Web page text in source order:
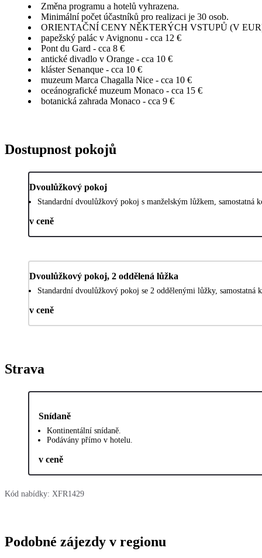
Změna programu a hotelů vyhrazena.
Minimální počet účastníků pro realizaci je 30 osob.
ORIENTAČNÍ CENY NĚKTERÝCH VSTUPŮ (V
papežský palác v Avignonu - cca 12 €
Pont du Gard - cca 8 €
antické divadlo v Orange - cca 10 €
kláster Senanque - cca 10 €
muzeum Marca Chagalla Nice - cca 10 €
oceánografické muzeum Monaco - cca 15 €
botanická zahrada Monaco - cca 9 €
Dostupnost pokojů
Dvoulůžkový pokoj
Standardní dvoulůžkový pokoj s manželským lůžkem, samostatná
v ceně
Dvoulůžkový pokoj, 2 oddělená lůžka
Standardní dvoulůžkový pokoj se 2 oddělenými lůžky, samostatná
v ceně
Strava
Snídaně
Kontinentální snídaně.
Podávány přímo v hotelu.
v ceně
Kód nabídky: XFR1429
Podobné zájezdy v regionu